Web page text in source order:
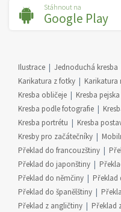
Stáhnout na
Google Play
Ilustrace Jednoduchá kresba
Karikatura z fotky
Karikatura
Kresba obličeje
Kresba pejska
Kresba podle fotografie
Kresba portrétu
Kresba
Kresby pro začátečníky
Překlad do francouzštiny
Překlad do japonštiny
Překlad do němčiny
Překlad
Překlad do španělštiny
Překlad z angličtiny
Překlad